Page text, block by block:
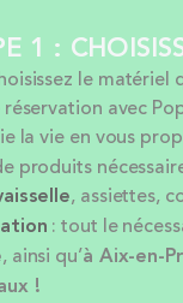
1 :
le
réservation avec
la vie en vous
produits
, assiettes,
: tout le
, ainsi qu’à Aix-en-
!